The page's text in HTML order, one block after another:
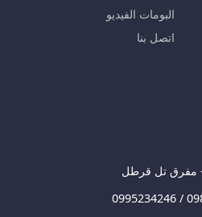
البومات الفيديو
اتصل بنا
مفرق تل قرطل
0995234246 /